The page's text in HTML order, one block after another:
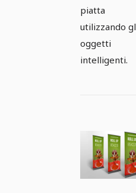
piatta
utilizzando
oggetti
intelligenti.